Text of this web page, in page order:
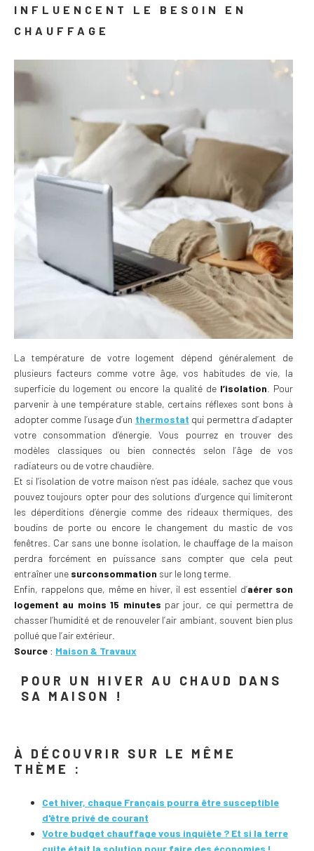
INFLUENCENT LE BESOIN EN
CHAUFFAGE
La température de votre logement dépend généralement de
plusieurs facteurs comme votre âge, vos habitudes de vie, la
superficie du logement ou encore la qualité de l’isolation . Pour
parvenir à une température stable, certains réflexes sont bons à
adopter comme l’usage d’un thermostat qui permettra d’adapter
votre consommation d’énergie. Vous pourrez en trouver des
modèles classiques ou bien connectés selon l’âge de vos
radiateurs ou de votre chaudière.
Et si l’isolation de votre maison n’est pas idéale, sachez que vous
pouvez toujours opter pour des solutions d’urgence qui limiteront
les déperditions d’énergie comme des rideaux thermiques, des
boudins de porte ou encore le changement du mastic de vos
fenêtres. Car sans une bonne isolation, le chauffage de la maison
perdra forcément en puissance sans compter que cela peut
entraîner une surconsommation sur le long terme.
Enfin, rappelons que, même en hiver, il est essentiel d’aérer son
logement au moins 15 minutes par jour, ce qui permettra de
chasser l’humidité et de renouveler l’air ambiant, souvent bien plus
pollué que l’air extérieur.
Source : Maison & Travaux
POUR UN HIVER AU CHAUD DANS
SA MAISON !
À DÉCOUVRIR SUR LE MÊME
THÈME :
Cet hiver, chaque Français pourra être susceptible
d'être privé de courant
Votre budget chauffage vous inquiète ? Et si la terre
cuite était la solution pour faire des économies !